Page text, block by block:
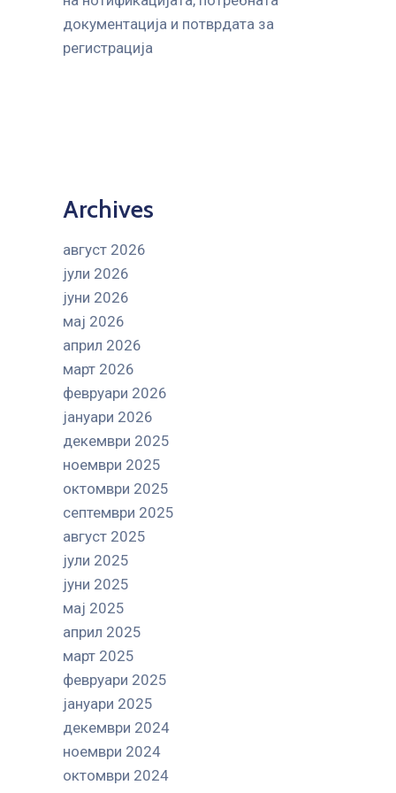
документација и потврдата за
регистрација
Archives
август 2026
јули 2026
јуни 2026
мај 2026
април 2026
март 2026
февруари 2026
јануари 2026
декември 2025
ноември 2025
октомври 2025
септември 2025
август 2025
јули 2025
јуни 2025
мај 2025
април 2025
март 2025
февруари 2025
јануари 2025
декември 2024
ноември 2024
октомври 2024